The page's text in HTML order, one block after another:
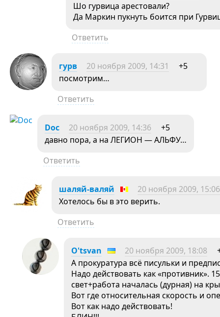
Шо гурвица арестовали?
Да Маркин пукнуть боится при
Ответить
гурв 20 ноября 2009, 14:31
+5
посмотрим…
Ответить
Doc 20 ноября 2009, 14:36
+5
давно пора, а на ЛЕГИОН — АЛЬФУ…
Ответить
шаляй-валяй
20 ноября 2009, 15:06
Хотелось бы в это верить.
Ответить
O'tsvan 20 ноября 2009, 18:08
А прокуратура всё писульки и
Надо действовать как «противник».
свет+работа началась (дурная) на
Вот где относительная скорость и
Вот как надо действовать!